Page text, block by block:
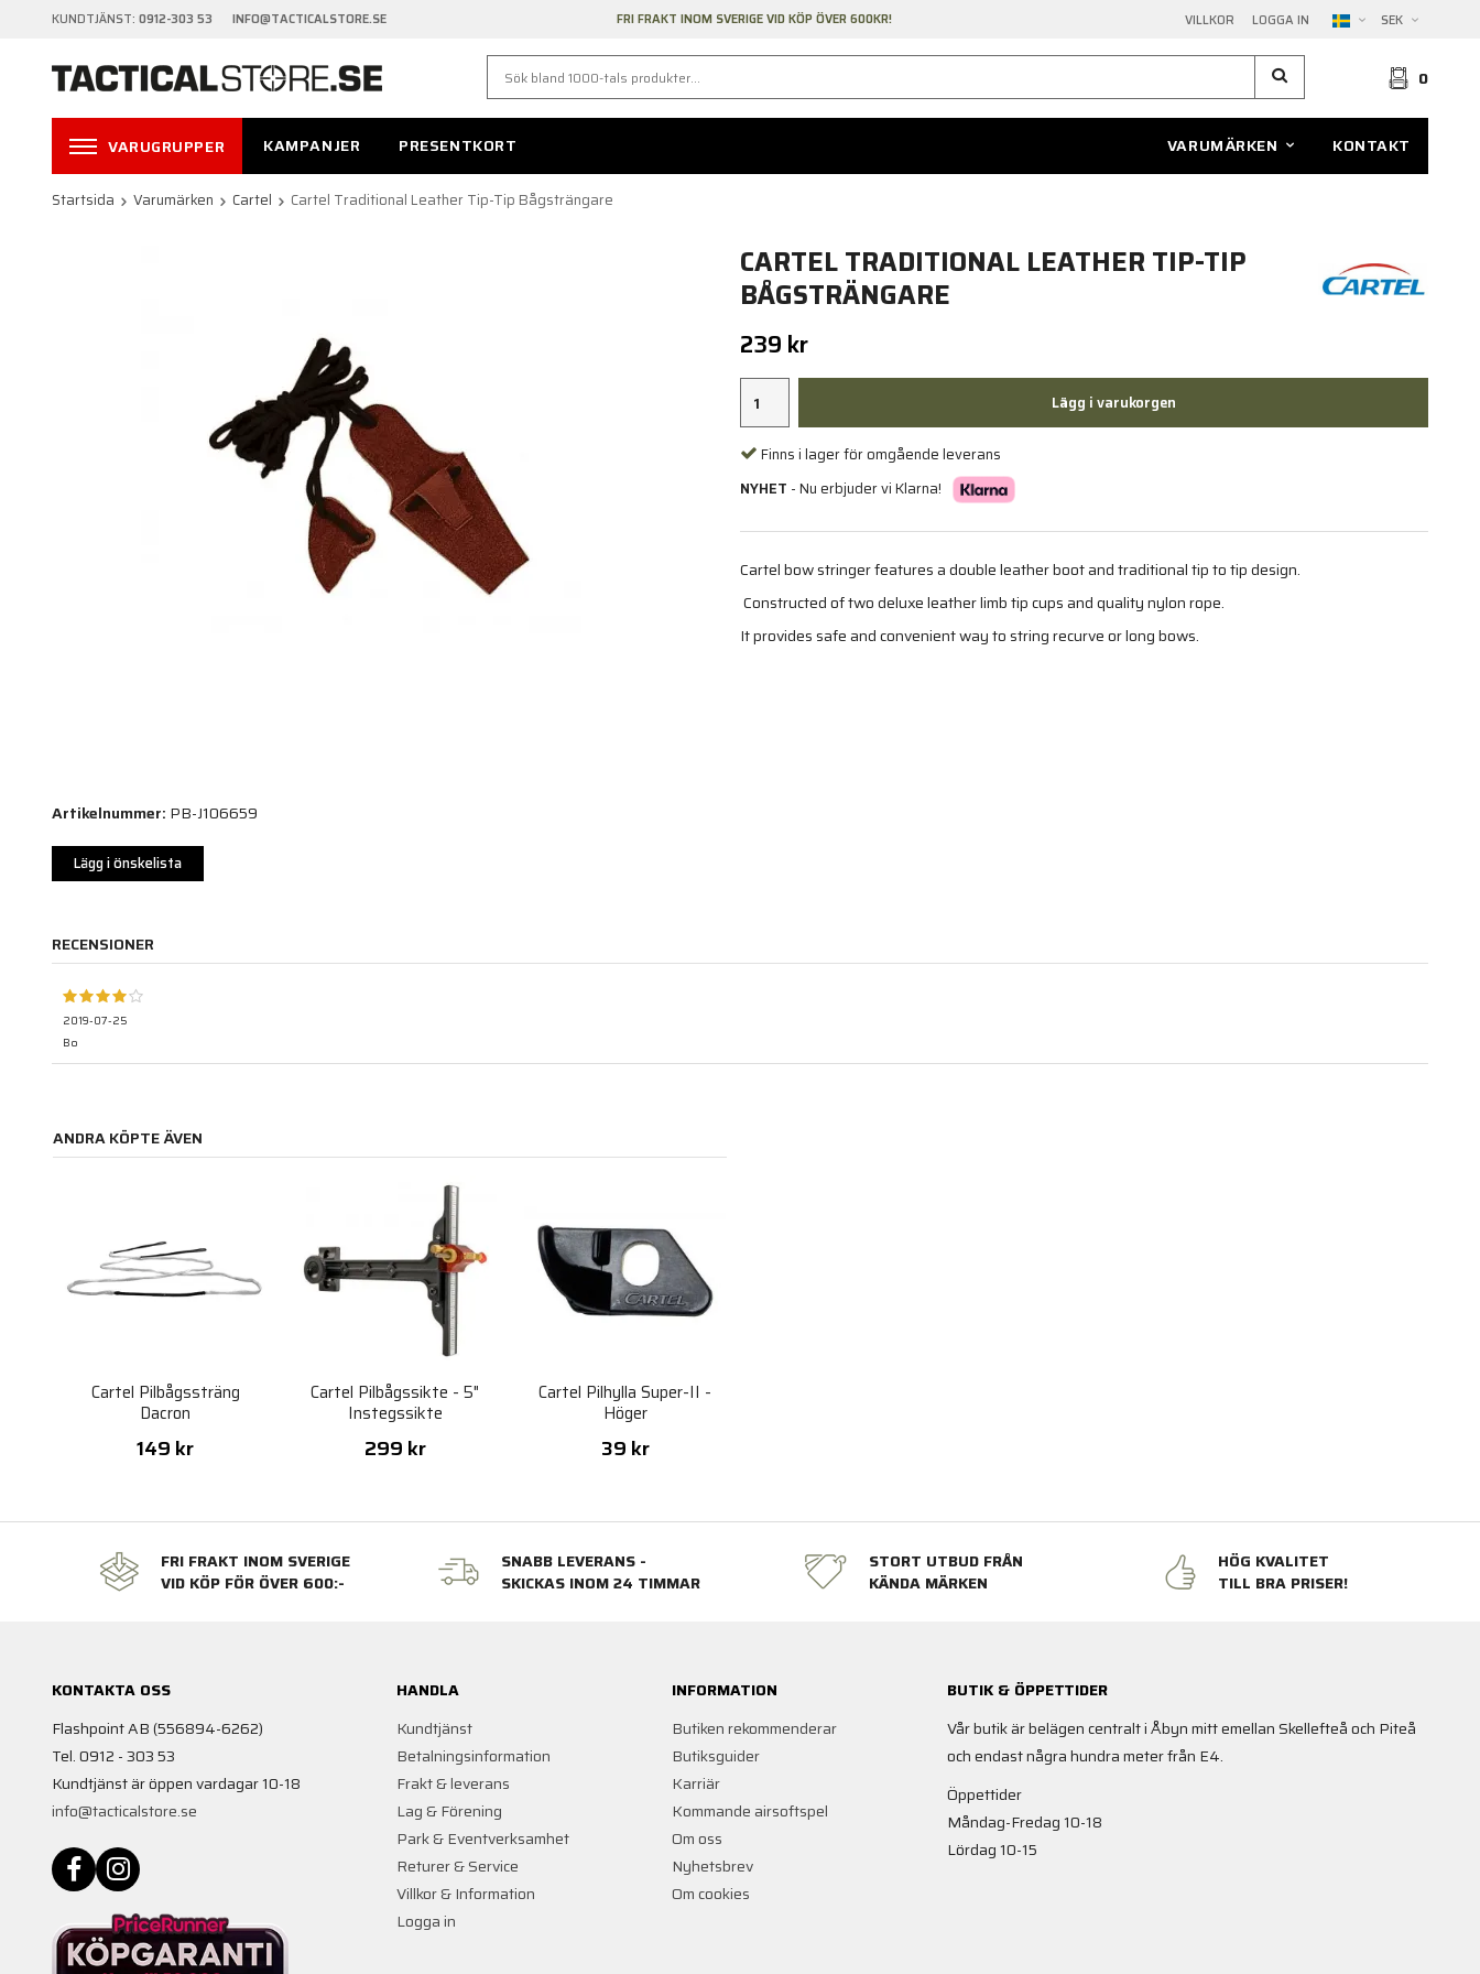
KUNDTJÄNST: 0912-303 53 INFO@TACTICALSTORE.SE VILLKOR LOGGA IN SEK
FRI FRAKT INOM SVERIGE VID KÖP ÖVER 600KR!
0
VARUGRUPPER KAMPANJER PRESENTKORT VARUMÄRKEN KONTAKT
Startsida Varumärken Cartel Cartel Traditional Leather Tip-Tip Bågsträngare
CARTEL TRADITIONAL LEATHER TIP-TIP
BÅGSTRÄNGARE
239 kr
Lägg i varukorgen
Finns i lager för omgående leverans
NYHET - Nu erbjuder vi Klarna!
Cartel bow stringer features a double leather boot and traditional tip to tip design.
Constructed of two deluxe leather limb tip cups and quality nylon rope.
It provides safe and convenient way to string recurve or long bows.
Artikelnummer: PB-J106659
Lägg i önskelista
RECENSIONER
2019-07-25
Bo
ANDRA KÖPTE ÄVEN
Cartel Pilbågssträng
Dacron
149 kr
Cartel Pilbågssikte - 5"
Instegssikte
299 kr
Cartel Pilhylla Super-II -
Höger
39 kr
FRI FRAKT INOM SVERIGE
VID KÖP FÖR ÖVER 600:-
SNABB LEVERANS -
SKICKAS INOM 24 TIMMAR
STORT UTBUD FRÅN
KÄNDA MÄRKEN
HÖG KVALITET
TILL BRA PRISER!
KONTAKTA OSS
Flashpoint AB (556894-6262)
Tel. 0912 - 303 53
Kundtjänst är öppen vardagar 10-18
info@tacticalstore.se
HANDLA
Kundtjänst
Betalningsinformation
Frakt & leverans
Lag & Förening
Park & Eventverksamhet
Returer & Service
Villkor & Information
Logga in
INFORMATION
Butiken rekommenderar
Butiksguider
Karriär
Kommande airsoftspel
Om oss
Nyhetsbrev
Om cookies
BUTIK & ÖPPETTIDER
Vår butik är belägen centralt i Åbyn mitt emellan Skellefteå och Piteå
och endast några hundra meter från E4.
Öppettider
Måndag-Fredag 10-18
Lördag 10-15